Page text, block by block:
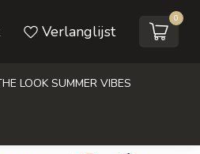
Verlanglijst
0
LOOK SUMMER VIBES